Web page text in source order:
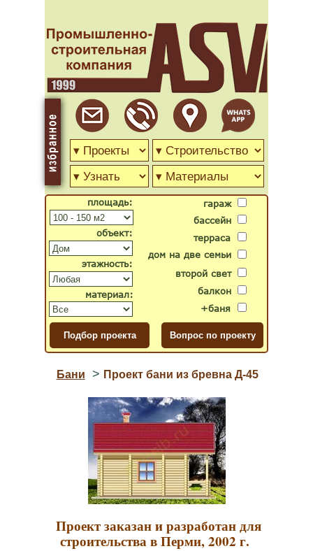
гараж
бассейн
второй свет
дом на две семьи
терраса
балкон
+баня
объект:
материал:
площадь:
этажность:
Бани > Проект бани из бревна Д-45
Проект заказан и разработан для
строительства в Перми, 2002 г.